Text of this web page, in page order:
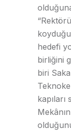
hedefi
birliğini
biri